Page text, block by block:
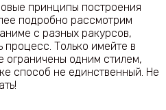
принципы построения
подробно рассмотрим
с разных ракурсов,
процесс. Только имейте в
ограничены одним стилем,
способ не единственный. Не